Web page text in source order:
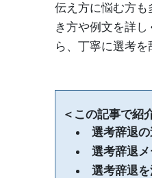
伝え方に悩む方
き方や例文を詳
ら、丁寧に選考を
＜この記事で紹
選考辞退
選考辞退
選考辞退